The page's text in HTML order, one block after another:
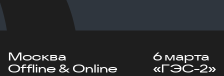
Москва
Offline & Online
6 марта
«ГЭС-2»